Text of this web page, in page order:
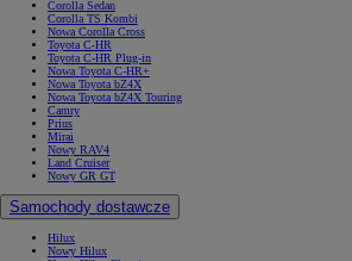
Corolla Sedan
Corolla TS Kombi
Nowa Corolla Cross
Toyota C-HR
Toyota C-HR Plug-in
Nowa Toyota C-HR+
Nowa Toyota bZ4X
Nowa Toyota bZ4X Touring
Camry
Prius
Mirai
Nowy RAV4
Land Cruiser
Nowy GR GT
Samochody dostawcze
Hilux
Nowy Hilux